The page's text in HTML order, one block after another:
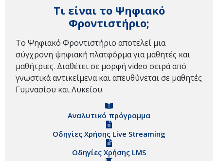
Τι είναι το Ψηφιακό
Φροντιστήριο;
Το Ψηφιακό Φροντιστήριο αποτελεί μια
σύγχρονη ψηφιακή πλατφόρμα για μαθητές και
μαθήτριες. Διαθέτει σε μορφή video σειρά από
γνωστικά αντικείμενα και απευθύνεται σε μαθητές
Γυμνασίου και Λυκείου.
Αναλυτικό πρόγραμμα
Οδηγίες Χρήσης Live Streaming
Οδηγίες Χρήσης LMS